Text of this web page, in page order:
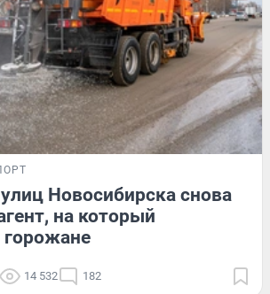
Новосибирска снова
на который
14 532 182